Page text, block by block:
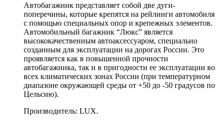
Автобагажник представляет собой две дуги-
поперечины, которые крепятся на рейлинги автомобиля
с помощью специальных опор и крепежных элементов.
Автомобильный багажник “Люкс” является
высококачественным автоаксессуаром, специально
созданным для эксплуатации на дорогах России. Это
проявляется как в повышенной прочности
автобагажника, так и в пригодности ее эксплуатации во
всех климатических зонах России (при температурном
диапазоне окружающей среды от +50 до -50 градусов по
Цельсию).
Производитель: LUX.